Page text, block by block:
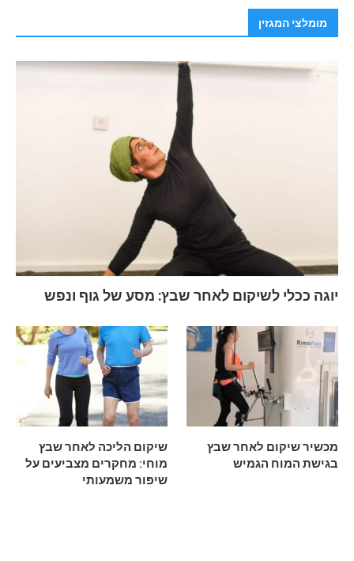
מומלצי המגזין
יוגה ככלי לשיקום לאחר שבץ: מסע של גוף ונפש
שיקום הליכה לאחר שבץ
מוחי: מחקרים מצביעים על
שיפור משמעותי
מכשיר שיקום לאחר שבץ
בגישת המוח הגמיש